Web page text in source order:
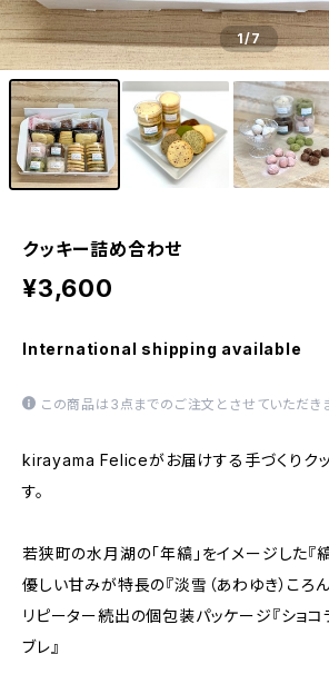
1/7
クッキー詰め合わせ
¥3,600
International shipping available
この商品は3点までのご注文とさせていただきま
kirayama Feliceがお届けする手づくりク
す。
若狭町の水月湖の「年縞」をイメージした『縞
優しい甘みが特長の『淡雪（あわゆき）ころん
リピーター続出の個包装パッケージ『ショコ
ブレ』